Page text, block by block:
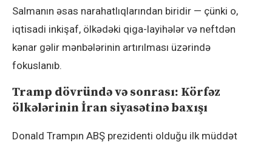
Salmanın əsas narahatlıqlarından biridir — çünki o,
iqtisadi inkişaf, ölkədəki qiga-layihələr və neftdən
kənar gəlir mənbələrinin artırılması üzərində
fokuslanıb.
Tramp dövründə və sonrası: Körfəz
ölkələrinin İran siyasətinə baxışı
Donald Trampın ABŞ prezidenti olduğu ilk müddət